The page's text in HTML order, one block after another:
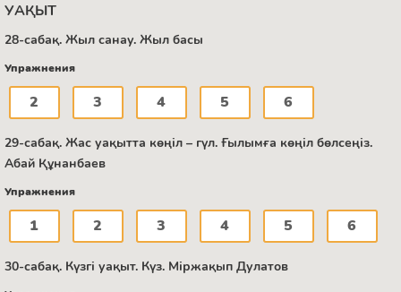
УАҚЫТ
28-сабақ. Жыл санау. Жыл басы
Упражнения
2 3 4 5 6
29-сабақ. Жас уақытта көңіл – гүл. Ғылымға көңіл бөлсеңіз.
Абай Құнанбаев
Упражнения
1 2 3 4 5 6
30-сабақ. Күзгі уақыт. Күз. Міржақып Дулатов